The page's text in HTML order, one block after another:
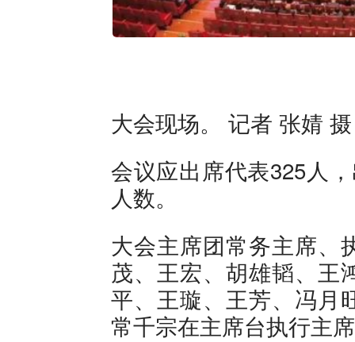
大会现场。 记者 张婧 摄
会议应出席代表325人
人数。
大会主席团常务主席、
茂、王宏、胡雄韬、王
平、王璇、王芳、冯月
常千宗在主席台执行主